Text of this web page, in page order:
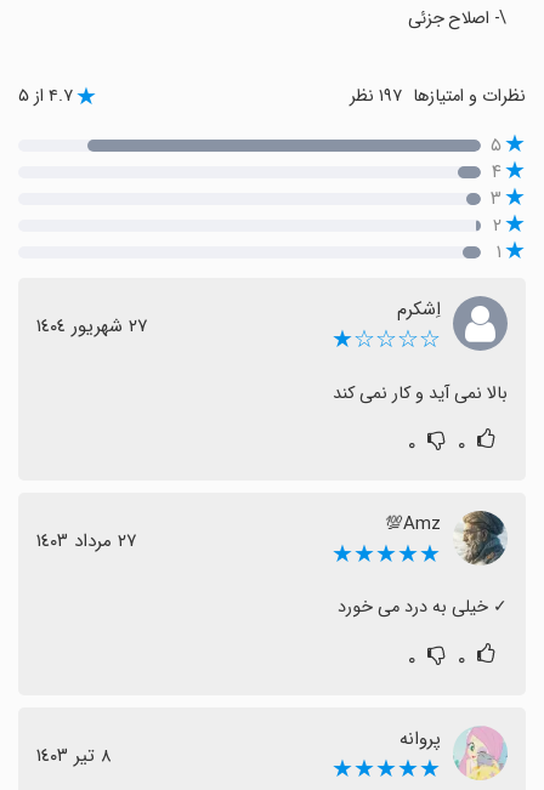
\- اصلاح جزئی
نظرات و امتیازها ۴.۷ از ۵
۵
۴
۳
۲
۱
اِشکرم
☆☆☆☆★ ٢٧ شهریور ١٤٠٤
بالا نمی آید و کار نمی کند
۰ ۰
‌Amz💯
★★★★★ ٢٧ مرداد ١٤٠٣
‏✓ خیلی به‌ درد می خورد
۰ ۰
پروانه
★★★★★ ٨ تیر ١٤٠٣